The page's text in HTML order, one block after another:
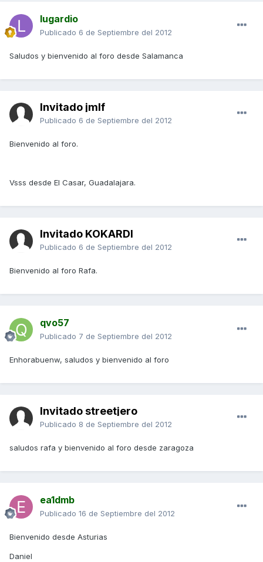
lugardio
Publicado 6 de Septiembre del 2012
Saludos y bienvenido al foro desde Salamanca
Invitado jmlf
Publicado 6 de Septiembre del 2012
Bienvenido al foro.
Vsss desde El Casar, Guadalajara.
Invitado KOKARDI
Publicado 6 de Septiembre del 2012
Bienvenido al foro Rafa.
qvo57
Publicado 7 de Septiembre del 2012
Enhorabuenw, saludos y bienvenido al foro
Invitado streetjero
Publicado 8 de Septiembre del 2012
saludos rafa y bienvenido al foro desde zaragoza
ea1dmb
Publicado 16 de Septiembre del 2012
Bienvenido desde Asturias
Daniel